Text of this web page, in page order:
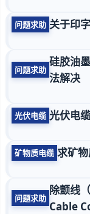
问题求助 关于印
问题求助
硅胶油
法解决
光伏电缆 光伏电
矿物质电缆 求矿
问题求助
除颤线
Cable